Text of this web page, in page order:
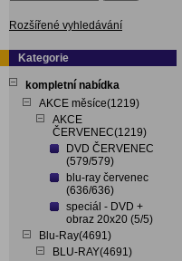
Rozšířené vyhledávání
Kategorie
kompletní nabídka
AKCE měsíce(1219)
AKCE
ČERVENEC(1219)
DVD ČERVENEC
(579/579)
blu-ray červenec
(636/636)
speciál - DVD +
obraz 20x20 (5/5)
Blu-Ray(4691)
BLU-RAY(4691)